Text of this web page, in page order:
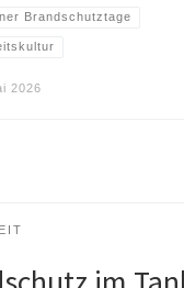
Brandschutztage
2026